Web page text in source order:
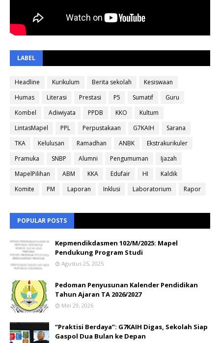
LABEL
Headline Kurikulum Berita sekolah
Kesiswaan
Humas
Literasi Prestasi P5 Sumatif
Guru
Kombel
Adiwiyata PPDB KKO
Kultum
LintasMapel
PPL Perpustakaan G7KAIH
Sarana
TKA
Kelulusan Ramadhan ANBK
Ekstrakurikuler
Pramuka
SNBP Alumni Pengumuman
Ijazah
MapelPilihan
ABM KKA Edufair HI
Kaldik
Komite
PM Laporan Inklusi Laboratorium Rapor
POPULAR POSTS
Kepmendikdasmen 102/M/2025: Mapel
Pendukung Program Studi
Agustus 25, 2025
Pedoman Penyusunan Kalender Pendidikan
Tahun Ajaran TA 2026/2027
Mei 29, 2026
“Praktisi Berdaya”: G7KAIH Digas, Sekolah Siap
Gaspol Dua Bulan ke Depan